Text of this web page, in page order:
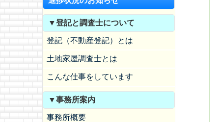
▼登記と調査士について
登記（不動産登記）とは
土地家屋調査士とは
こんな仕事をしています
▼事務所案内
事務所概要